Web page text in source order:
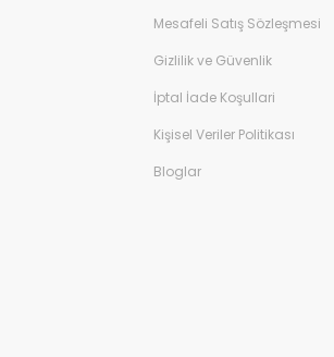
Mesafeli Satış Sözleşmesi
Gizlilik ve Güvenlik
İptal İade Koşullari
Kişisel Veriler Politikası
Bloglar